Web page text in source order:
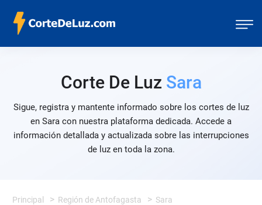
Corte De Luz Sara
Sigue, registra y mantente informado sobre los cortes de luz
en Sara con nuestra plataforma dedicada. Accede a
información detallada y actualizada sobre las interrupciones
de luz en toda la zona.
Principal Región de Antofagasta Sara